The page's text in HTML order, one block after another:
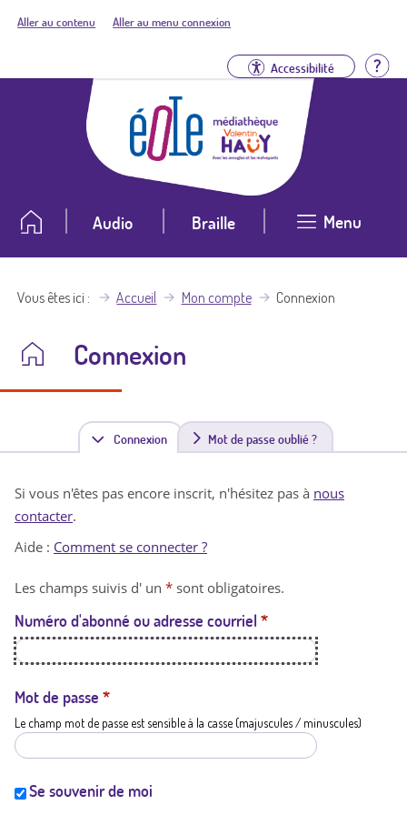
Aller au contenu Aller au menu connexion
Accessibilité
Audio Braille Menu
Vous êtes ici Accueil Mon compte Connexion
Connexion
Connexion(
n
t
a
t
i
Mot de passe oublié ?
Si vous n'êtes pas encore inscrit, n'hésitez pas à nous
contacter.
Aide : Comment se connecter ?
Les champs suivis d' un * sont obligatoires.
Numéro d'abonné ou adresse courriel *
Mot de passe *
Le champ mot de passe est sensible à la casse (majuscules / minuscules)
Se souvenir de moi